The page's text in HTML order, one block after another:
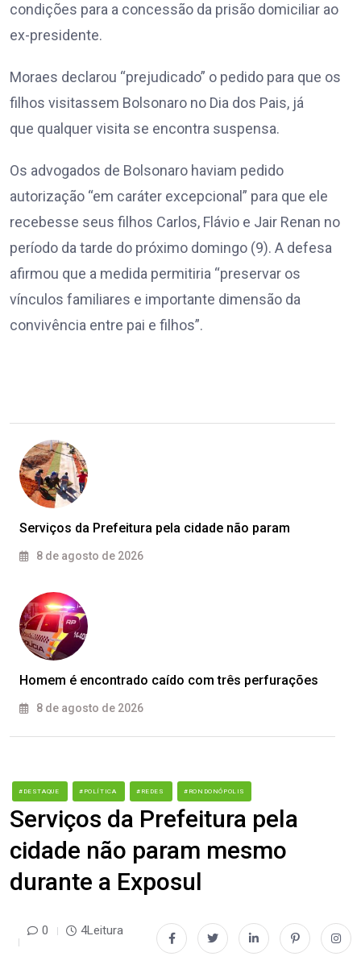
condições para a concessão da prisão domiciliar ao
ex-presidente.
Moraes declarou “prejudicado” o pedido para que os
filhos visitassem Bolsonaro no Dia dos Pais, já
que qualquer visita se encontra suspensa.
Os advogados de Bolsonaro haviam pedido
autorização “em caráter excepcional” para que ele
recebesse seus filhos Carlos, Flávio e Jair Renan no
período da tarde do próximo domingo (9). A defesa
afirmou que a medida permitiria “preservar os
vínculos familiares e importante dimensão da
convivência entre pai e filhos”.
Serviços da Prefeitura pela cidade não param
8 de agosto de 2026
Homem é encontrado caído com três perfurações
8 de agosto de 2026
#DESTAQUE #POLÍTICA #REDES #RONDONÓPOLIS
Serviços da Prefeitura pela
cidade não param mesmo
durante a Exposul
0 4Leitura